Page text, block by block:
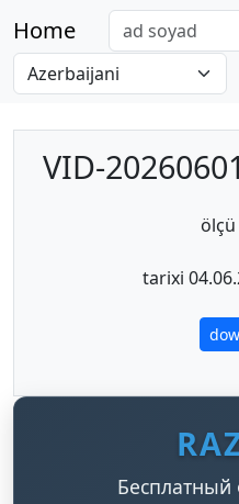
Home
VID-
tarixi